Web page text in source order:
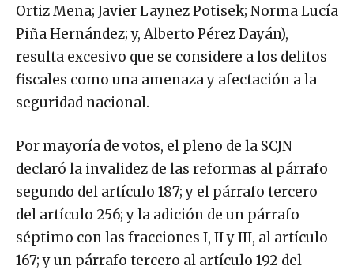
Ortiz Mena; Javier Laynez Potisek; Norma Lucía
Piña Hernández; y, Alberto Pérez Dayán),
resulta excesivo que se considere a los delitos
fiscales como una amenaza y afectación a la
seguridad nacional.
Por mayoría de votos, el pleno de la SCJN
declaró la invalidez de las reformas al párrafo
segundo del artículo 187; y el párrafo tercero
del artículo 256; y la adición de un párrafo
séptimo con las fracciones I, II y III, al artículo
167; y un párrafo tercero al artículo 192 del